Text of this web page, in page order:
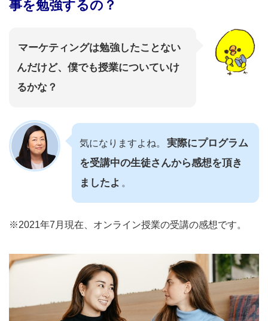
事を勉強するの？
マーケティングは勉強したことない
んだけど、僕でも授業についていけ
るかな？
気になりますよね。
実際にプログラム
を受講中の生徒さんから感想を頂き
ましたよ 。
※2021年7月現在、オンライン授業の受講の感想です。